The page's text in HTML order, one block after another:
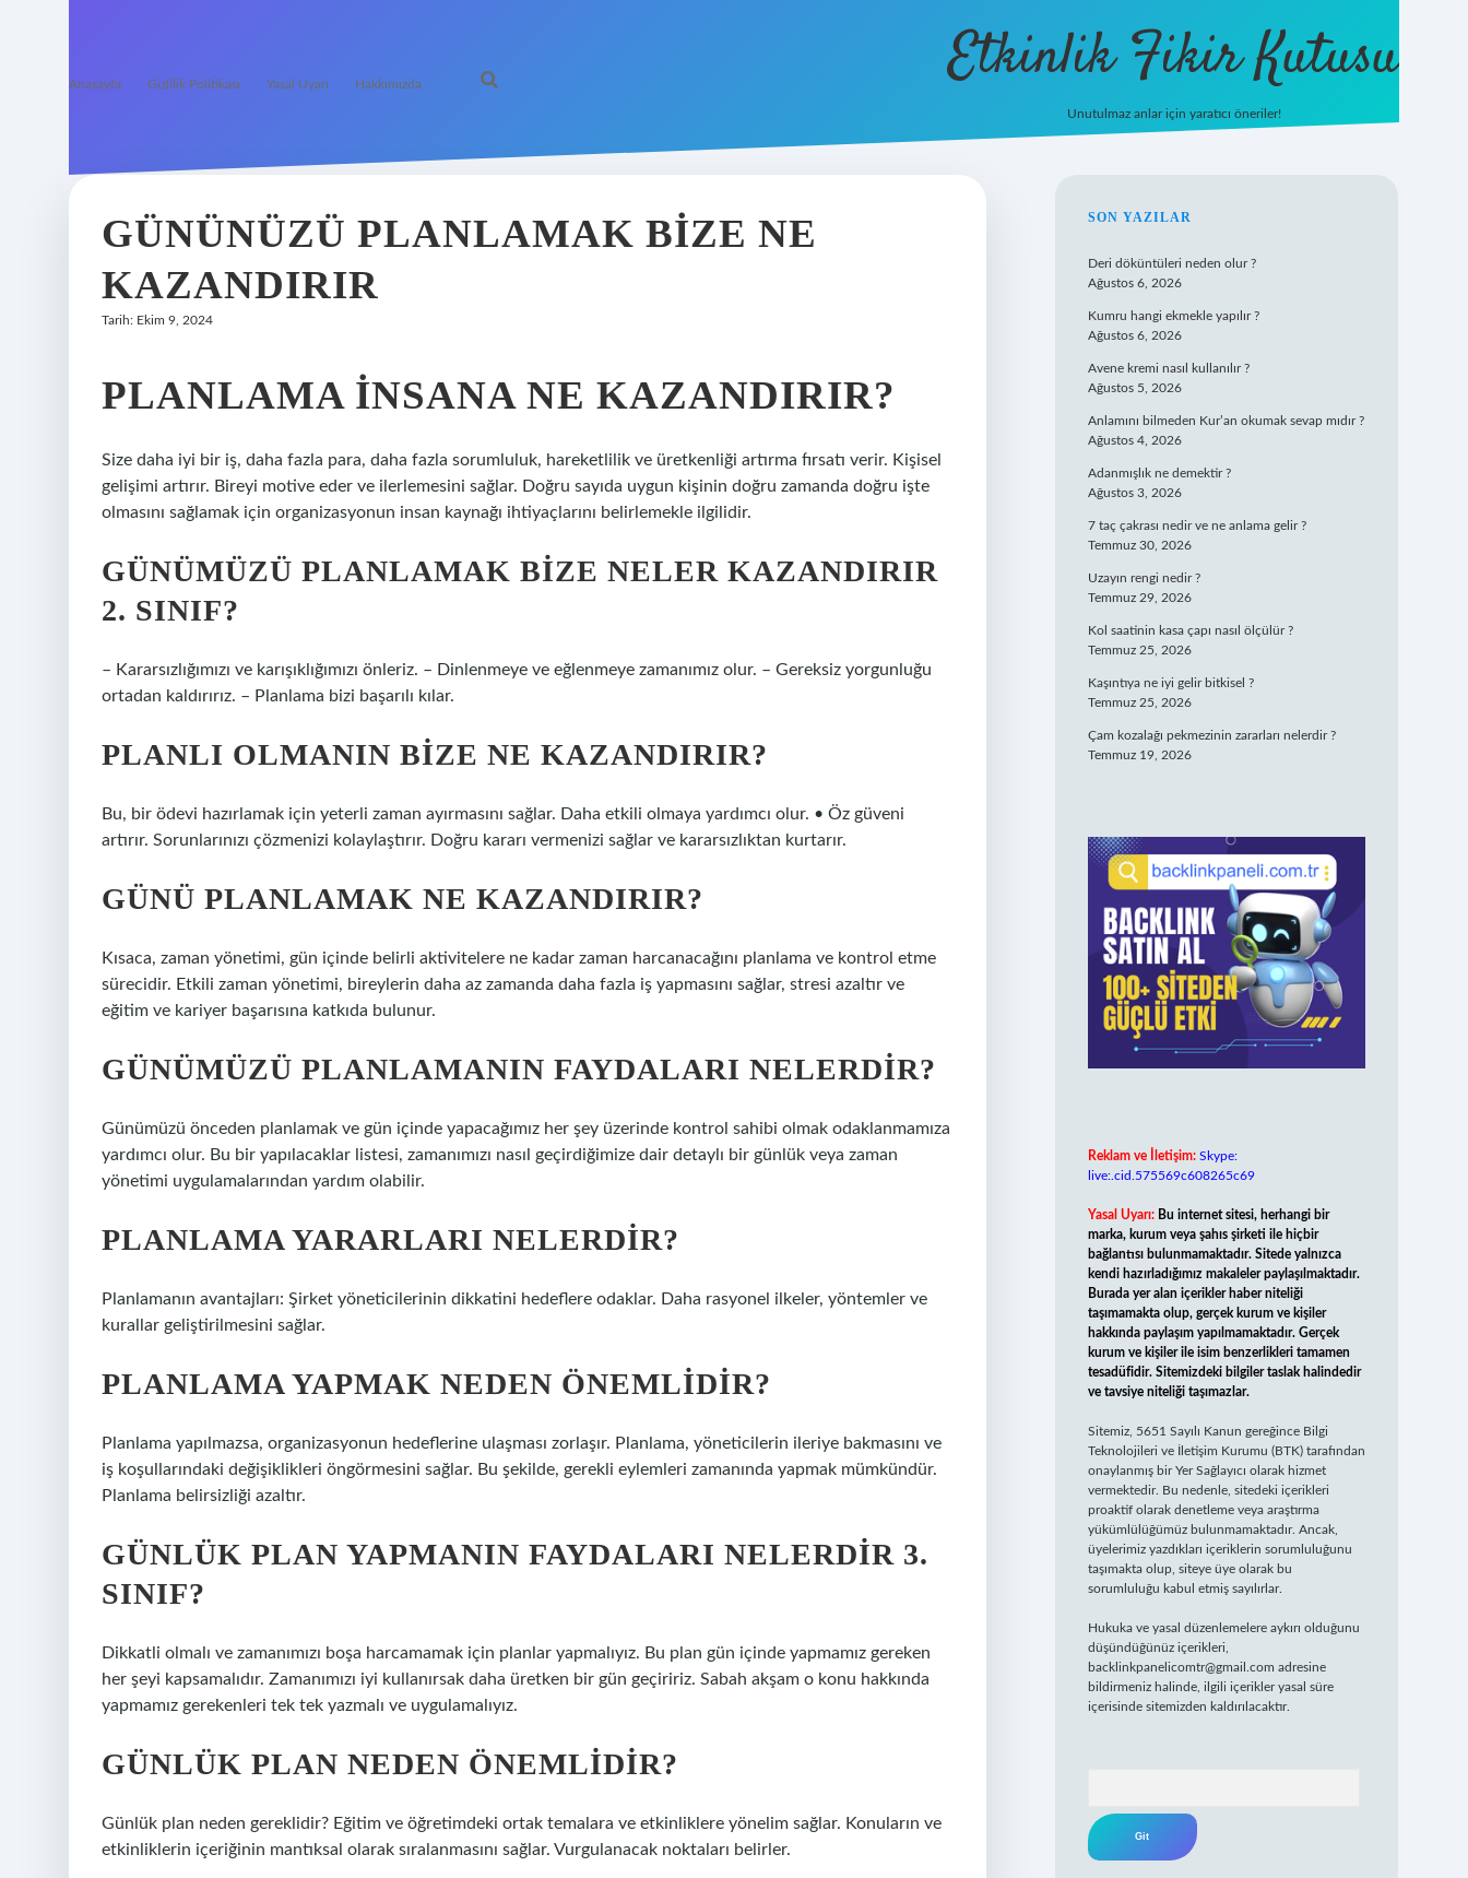
Anasayfa Gizlilik Politikası Yasal Uyarı Hakkımızda Etkinlik Fikir Kutusu
Unutulmaz anlar için yaratıcı öneriler!
GÜNÜNÜZÜ PLANLAMAK BIZE NE
KAZANDIRIR
Tarih: Ekim 9, 2024
PLANLAMA INSANA NE KAZANDIRIR?
Size daha iyi bir iş, daha fazla para, daha fazla sorumluluk, hareketlilik ve üretkenliği artırma fırsatı verir. Kişisel
gelişimi artırır. Bireyi motive eder ve ilerlemesini sağlar. Doğru sayıda uygun kişinin doğru zamanda doğru işte
olmasını sağlamak için organizasyonun insan kaynağı ihtiyaçlarını belirlemekle ilgilidir.
GÜNÜMÜZÜ PLANLAMAK BIZE NELER KAZANDIRIR
2. SINIF?
– Kararsızlığımızı ve karışıklığımızı önleriz. – Dinlenmeye ve eğlenmeye zamanımız olur. – Gereksiz yorgunluğu
ortadan kaldırırız. – Planlama bizi başarılı kılar.
PLANLI OLMANIN BIZE NE KAZANDIRIR?
Bu, bir ödevi hazırlamak için yeterli zaman ayırmasını sağlar. Daha etkili olmaya yardımcı olur. • Öz güveni
artırır. Sorunlarınızı çözmenizi kolaylaştırır. Doğru kararı vermenizi sağlar ve kararsızlıktan kurtarır.
GÜNÜ PLANLAMAK NE KAZANDIRIR?
Kısaca, zaman yönetimi, gün içinde belirli aktivitelere ne kadar zaman harcanacağını planlama ve kontrol etme
sürecidir. Etkili zaman yönetimi, bireylerin daha az zamanda daha fazla iş yapmasını sağlar, stresi azaltır ve
eğitim ve kariyer başarısına katkıda bulunur.
GÜNÜMÜZÜ PLANLAMANIN FAYDALARI NELERDIR?
Günümüzü önceden planlamak ve gün içinde yapacağımız her şey üzerinde kontrol sahibi olmak odaklanmamıza
yardımcı olur. Bu bir yapılacaklar listesi, zamanımızı nasıl geçirdiğimize dair detaylı bir günlük veya zaman
yönetimi uygulamalarından yardım olabilir.
PLANLAMA YARARLARI NELERDIR?
Planlamanın avantajları: Şirket yöneticilerinin dikkatini hedeflere odaklar. Daha rasyonel ilkeler, yöntemler ve
kurallar geliştirilmesini sağlar.
PLANLAMA YAPMAK NEDEN ÖNEMLIDIR?
Planlama yapılmazsa, organizasyonun hedeflerine ulaşması zorlaşır. Planlama, yöneticilerin ileriye bakmasını ve
iş koşullarındaki değişiklikleri öngörmesini sağlar. Bu şekilde, gerekli eylemleri zamanında yapmak mümkündür.
Planlama belirsizliği azaltır.
GÜNLÜK PLAN YAPMANIN FAYDALARI NELERDIR 3.
SINIF?
Dikkatli olmalı ve zamanımızı boşa harcamamak için planlar yapmalıyız. Bu plan gün içinde yapmamız gereken
her şeyi kapsamalıdır. Zamanımızı iyi kullanırsak daha üretken bir gün geçiririz. Sabah akşam o konu hakkında
yapmamız gerekenleri tek tek yazmalı ve uygulamalıyız.
GÜNLÜK PLAN NEDEN ÖNEMLIDIR?
Günlük plan neden gereklidir? Eğitim ve öğretimdeki ortak temalara ve etkinliklere yönelim sağlar. Konuların ve
etkinliklerin içeriğinin mantıksal olarak sıralanmasını sağlar. Vurgulanacak noktaları belirler.
SIDEBAR
SON YAZILAR
Deri döküntüleri neden olur ?
Ağustos 6, 2026
Kumru hangi ekmekle yapılır ?
Ağustos 6, 2026
Avene kremi nasıl kullanılır ?
Ağustos 5, 2026
Anlamını bilmeden Kur’an okumak sevap mıdır ?
Ağustos 4, 2026
Adanmışlık ne demektir ?
Ağustos 3, 2026
7 taç çakrası nedir ve ne anlama gelir ?
Temmuz 30, 2026
Uzayın rengi nedir ?
Temmuz 29, 2026
Kol saatinin kasa çapı nasıl ölçülür ?
Temmuz 25, 2026
Kaşıntıya ne iyi gelir bitkisel ?
Temmuz 25, 2026
Çam kozalağı pekmezinin zararları nelerdir ?
Temmuz 19, 2026
Reklam ve İletişim: Skype:
live:.cid.575569c608265c69
Yasal Uyarı: Bu internet sitesi, herhangi bir
marka, kurum veya şahıs şirketi ile hiçbir
bağlantısı bulunmamaktadır. Sitede yalnızca
kendi hazırladığımız makaleler paylaşılmaktadır.
Burada yer alan içerikler haber niteliği
taşımamakta olup, gerçek kurum ve kişiler
hakkında paylaşım yapılmamaktadır. Gerçek
kurum ve kişiler ile isim benzerlikleri tamamen
tesadüfidir. Sitemizdeki bilgiler taslak halindedir
ve tavsiye niteliği taşımazlar.
Sitemiz, 5651 Sayılı Kanun gereğince Bilgi
Teknolojileri ve İletişim Kurumu (BTK) tarafından
onaylanmış bir Yer Sağlayıcı olarak hizmet
vermektedir. Bu nedenle, sitedeki içerikleri
proaktif olarak denetleme veya araştırma
yükümlülüğümüz bulunmamaktadır. Ancak,
üyelerimiz yazdıkları içeriklerin sorumluluğunu
taşımakta olup, siteye üye olarak bu
sorumluluğu kabul etmiş sayılırlar.
Hukuka ve yasal düzenlemelere aykırı olduğunu
düşündüğünüz içerikleri,
backlinkpanelicomtr@gmail.com adresine
bildirmeniz halinde, ilgili içerikler yasal süre
içerisinde sitemizden kaldırılacaktır.